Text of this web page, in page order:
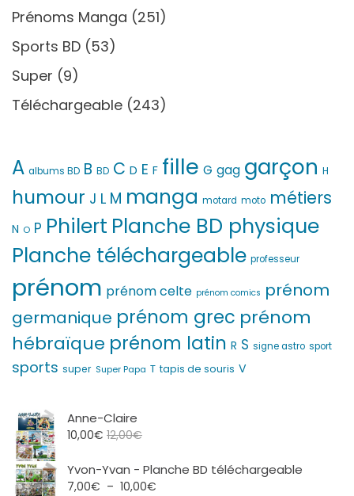
Prénoms Manga (251)
Sports BD (53)
Super (9)
Téléchargeable (243)
A albums BD B BD C D E F fille G gag garçon H
humour J L M manga motard moto métiers
N O P Philert Planche BD physique
Planche téléchargeable professeur
prénom prénom celte prénom comics prénom
germanique prénom grec prénom
hébraïque prénom latin R S signe astro sport
sports super Super Papa T tapis de souris V
Anne-Claire
10,00€ 12,00€
Yvon-Yvan - Planche BD téléchargeable
7,00€ – 10,00€